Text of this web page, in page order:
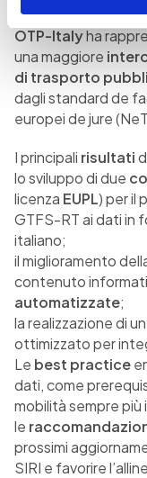
OTP-Italyha
una maggiore
di trasporto
dagli standard de
europei de jure
I principali risultati
lo sviluppo di due
licenza EUPL) per il
GTFS-RT ai dati in
italiano;
il miglioramento
contenuto
automatizzate;
la realizzazione di un
ottimizzato per
Le best practice
dati, come
mobilità sempre
le
prossimi
SIRI e favorire